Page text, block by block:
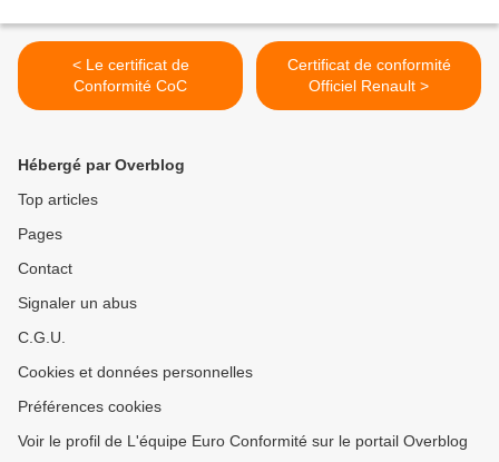
< Le certificat de
Conformité CoC
Certificat de conformité
Officiel Renault >
Hébergé par Overblog
Top articles
Pages
Contact
Signaler un abus
C.G.U.
Cookies et données personnelles
Préférences cookies
Voir le profil de L'équipe Euro Conformité sur le portail Overblog